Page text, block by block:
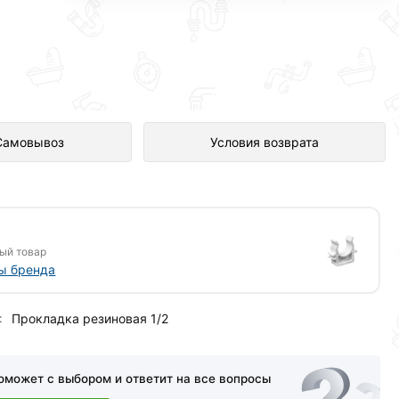
Условия возврата
Сантехника по
товар
бренда
Прокладка резиновая 1/2
с выбором и ответит на все вопросы